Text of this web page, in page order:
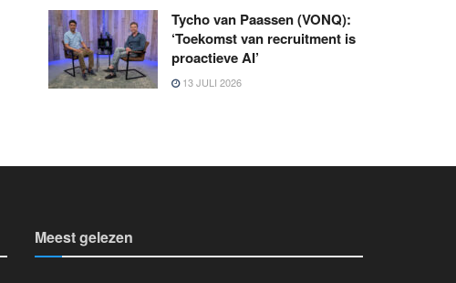
Tycho van Paassen (VONQ):
‘Toekomst van recruitment is
proactieve AI’
13 JULI 2026
Meest gelezen